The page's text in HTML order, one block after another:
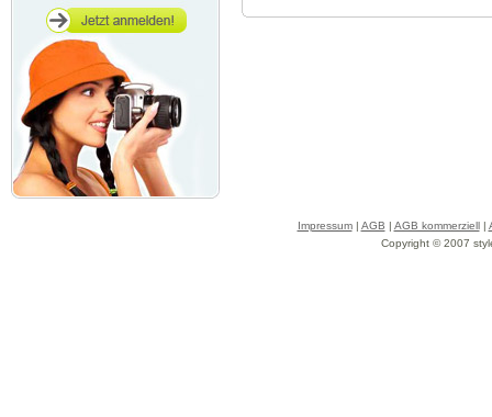
Impressum| AGB | AGB kommerziell|
Copyright © 2007